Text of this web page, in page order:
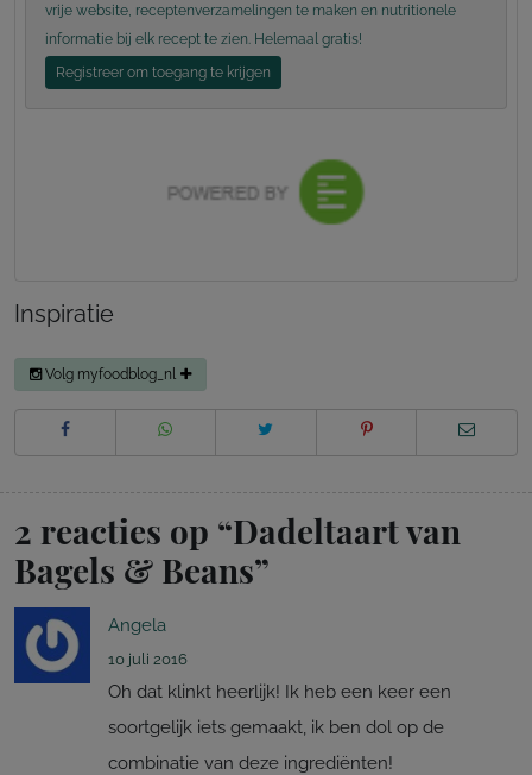
vrije website, receptenverzamelingen te maken en nutritionele
informatie bij elk recept te zien. Helemaal gratis!
Registreer om toegang te krijgen
Inspiratie
Volg myfoodblog_nl
2 reacties op “Dadeltaart van
Bagels & Beans”
Angela
10 juli 2016
Oh dat klinkt heerlijk! Ik heb een keer een
soortgelijk iets gemaakt, ik ben dol op de
combinatie van deze ingrediënten!